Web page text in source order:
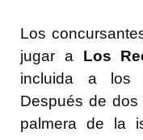
Los
jugar a Los
incluida a los
Después de
palmera de la